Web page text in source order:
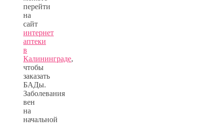
перейти
на
сайт
интернет
аптеки
в
Калининграде,
чтобы
заказать
БАДы.
Заболевания
вен
на
начальной